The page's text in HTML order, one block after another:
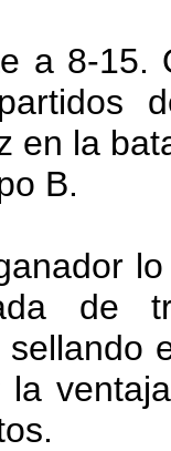
a 8-15.
en la
B.
de
sellando
la